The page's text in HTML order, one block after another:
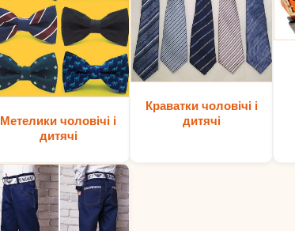
Метелики чоловічі і
дитячі
Краватки чоловічі і
дитячі